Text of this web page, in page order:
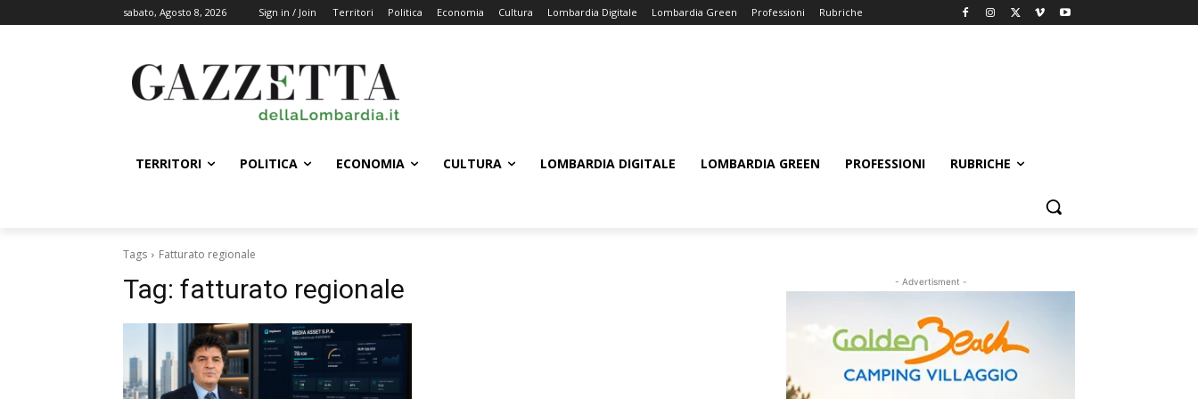
sabato, Agosto 8, 2026 Sign in / Join Territori Politica Economia Cultura Lombardia Digitale Lombardia Green Professioni Rubriche
TERRITORI POLITICA ECONOMIA CULTURA LOMBARDIA DIGITALE LOMBARDIA GREEN PROFESSIONI RUBRICHE
Tags Fatturato regionale
Tag: fatturato regionale - Advertisment -